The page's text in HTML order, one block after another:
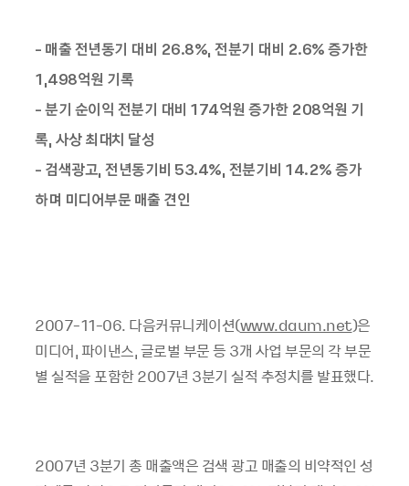
- 매출 전년동기 대비 26.8%, 전분기 대비 2.6% 증가한
1,498억원 기록
- 분기 순이익 전분기 대비 174억원 증가한 208억원 기
록, 사상 최대치 달성
- 검색광고, 전년동기비 53.4%, 전분기비 14.2% 증가
하며 미디어부문 매출 견인
2007-11-06. 다음커뮤니케이션(www.daum.net)은
미디어, 파이낸스, 글로벌 부문 등 3개 사업 부문의 각 부문
별 실적을 포함한 2007년 3분기 실적 추정치를 발표했다.
2007년 3분기 총 매출액은 검색 광고 매출의 비약적인 성